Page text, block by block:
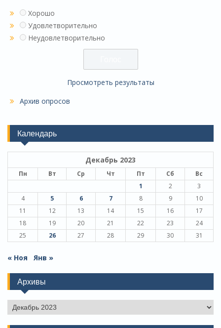
Хорошо
Удовлетворительно
Неудовлетворительно
Просмотреть результаты
Архив опросов
Календарь
Декабрь 2023
Пн Вт Ср Чт Пт Сб
Вс
1
2
3
4
5 6 7 8 9
10
11
12 13 14 15 16
17
18
19 20 21 22 23
24
25
26 27 28 29 30 31
« Ноя Янв »
Архивы
Архивы